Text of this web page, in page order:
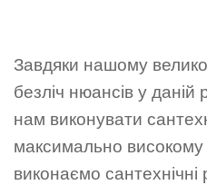
Завдяки нашому
безліч нюансів у
нам виконувати
максимально високому
виконаємо сантехнічні